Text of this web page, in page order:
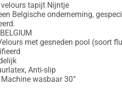
tapijt Nijntje
Belgische onderneming,
met gesneden pool (soort
Anti-slip
wasbaar 30°